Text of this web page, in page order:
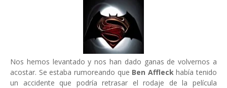
Nos hemos levantado y nos han dado ganas de volvernos a
acostar. Se estaba rumoreando que Ben Affleckhabía tenido
un accidente que podría retrasar el rodaje de la película